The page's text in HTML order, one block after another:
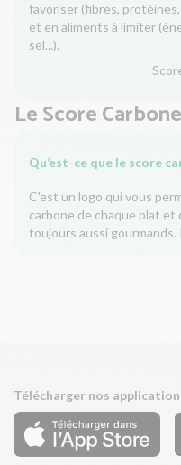
favoriser (fibres,
et en aliments à limiter
sel...).
Le Score Carbone
Qu’est-ce que le score
C'est un logo qui vous
carbone de chaque plat et
toujours aussi
Télécharger nos